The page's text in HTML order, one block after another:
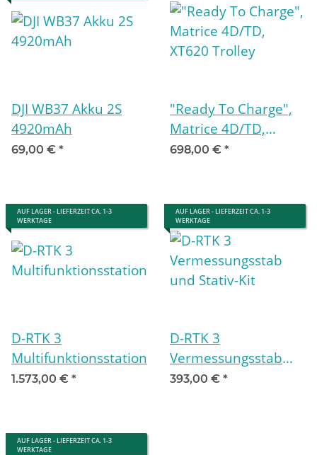
DJI WB37 Akku 2S
4920mAh
69,00 € *
"Ready To Charge",
Matrice 4D/TD,
XT620 Trolley
698,00 € *
AUF LAGER - LIEFERZEIT CA. 1-3
WERKTAGE
D-RTK 3
Multifunktionsstation
1.573,00 € *
AUF LAGER - LIEFERZEIT CA. 1-3
WERKTAGE
D-RTK 3
Vermessungsstab
und Stativ-Kit
393,00 € *
AUF LAGER - LIEFERZEIT CA. 1-3
WERKTAGE